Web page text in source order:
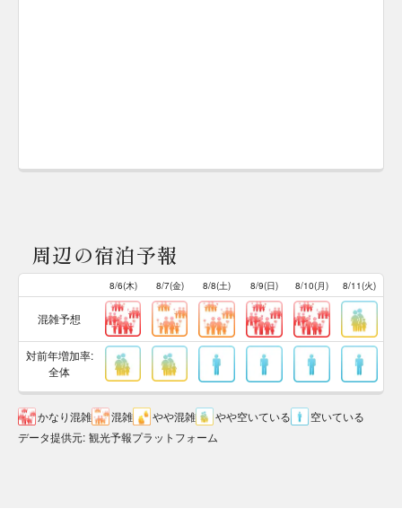
周辺の宿泊予報
8/6(木) 8/7(金) 8/8(土) 8/9(日) 8/10(月) 8/11(火)
混雑予想
対前年増加率:
全体
かなり混雑 混雑 やや混雑 やや空いている
空いている
データ提供元: 観光予報プラットフォーム